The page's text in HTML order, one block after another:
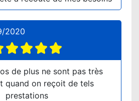
2020
de plus ne sont pas très
quand on reçoit de tels
prestations